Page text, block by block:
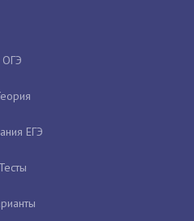
ОГЭ
ЕГЭ
Тесты